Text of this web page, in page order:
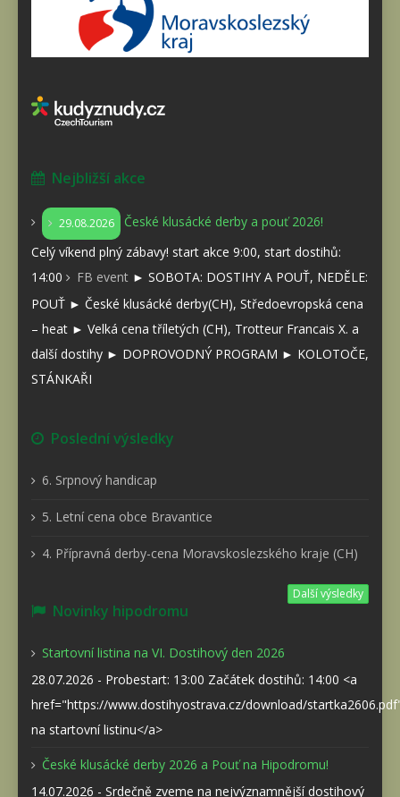
Nejbližší akce
29.08.2026
České klusácké derby a pouť 2026!
Celý víkend plný zábavy! start akce 9:00, start dostihů:
14:00
FB event ► SOBOTA: DOSTIHY A POUŤ, NEDĚLE:
POUŤ ► České klusácké derby(CH), Středoevropská cena
– heat ► Velká cena tříletých (CH), Trotteur Francais X. a
další dostihy ► DOPROVODNÝ PROGRAM ► KOLOTOČE,
STÁNKAŘI
Poslední výsledky
6. Srpnový handicap
5. Letní cena obce Bravantice
4. Přípravná derby-cena Moravskoslezského kraje (CH)
Další výsledky
Novinky hipodromu
Startovní listina na VI. Dostihový den 2026
28.07.2026 - Probestart: 13:00 Začátek dostihů: 14:00 <a
href="https://www.dostihyostrava.cz/download/
na startovní listinu</a>
České klusácké derby 2026 a Pouť na Hipodromu!
14.07.2026 - Srdečně zveme na nejvýznamnější dostihový